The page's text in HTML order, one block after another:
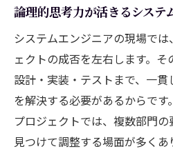
システムエンジニア
る場面
競技プログラミング
される理由
システムエンジニア
揮する
システムエンジニアを目
論理的思考力が活きるシステ
システムエンジニアの現場で
ェクトの成否を左右します。
設計・実装・テストまで、一
を解決する必要があるからで
プロジェクトでは、複数部門
見つけて調整する場面が多く